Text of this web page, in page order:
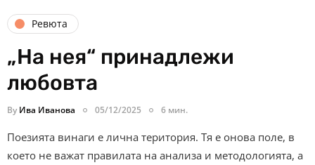
Ревюта
„На нея“ принадлежи
любовта
By Ива Иванова 05/12/2025 6 мин.
Поезията винаги е лична територия. Тя е онова поле, в
което не важат правилата на анализа и методологията, а